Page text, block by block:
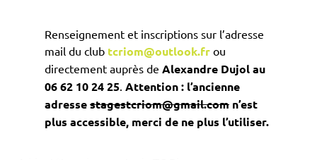
Renseignement et inscriptions sur l’adresse
mail du club tcriom@outlook.fr ou
directement auprès de Alexandre Dujol au
06 62 10 24 25. Attention : l’ancienne
adressestagestcriom@gmail.com n’est
plus accessible, merci de ne plus l’utiliser.